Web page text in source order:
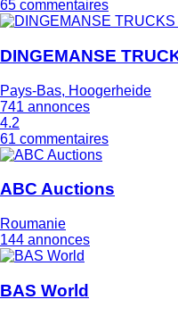
65 commentaires
DINGEMANSE
Pays-Bas, Hoogerheide
741 annonces
4.2
61 commentaires
ABC Auctions
Roumanie
144 annonces
BAS World